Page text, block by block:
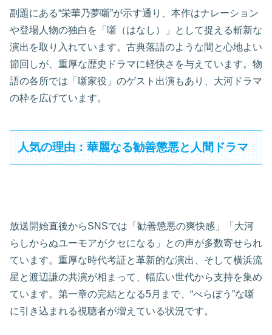
副題にある“栄華乃夢噺”が示す通り、本作はナレーション
や登場人物の独白を「噺（はなし）」として捉える斬新な
演出を取り入れています。古典落語のような間と心地よい
節回しが、重厚な歴史ドラマに軽快さを与えています。物
語の各所では「噺家役」のゲスト出演もあり、大河ドラマ
の枠を広げています。
人気の理由：華麗なる勧善懲悪と人間ドラマ
放送開始直後からSNSでは「勧善懲悪の爽快感」「大河
らしからぬユーモアがクセになる」との声が多数寄せられ
ています。重厚な時代考証と革新的な演出、そして横浜流
星と渡辺謙の共演が相まって、幅広い世代から支持を集め
ています。第一章の完結となる5月まで、“べらぼう”な噺
に引き込まれる視聴者が増えている状況です。